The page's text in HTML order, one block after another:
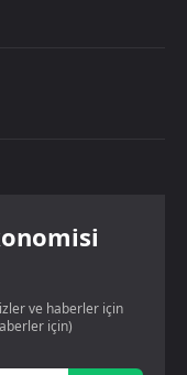
ve haberler için
için)